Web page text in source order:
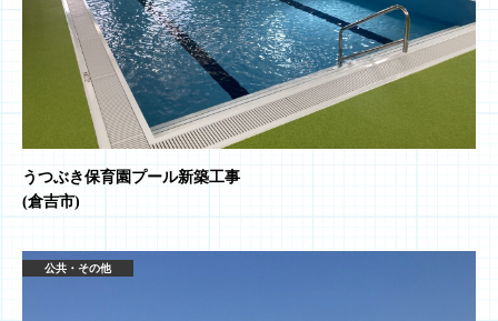
うつぶき保育園プール新築工事
(倉吉市)
公共・その他